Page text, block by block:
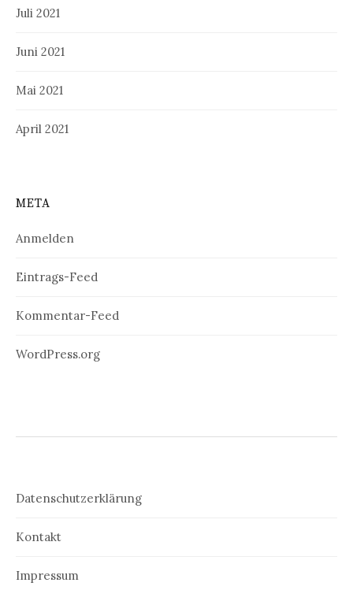
Juli 2021
Juni 2021
Mai 2021
April 2021
META
Anmelden
Eintrags-Feed
Kommentar-Feed
WordPress.org
Datenschutzerklärung
Kontakt
Impressum